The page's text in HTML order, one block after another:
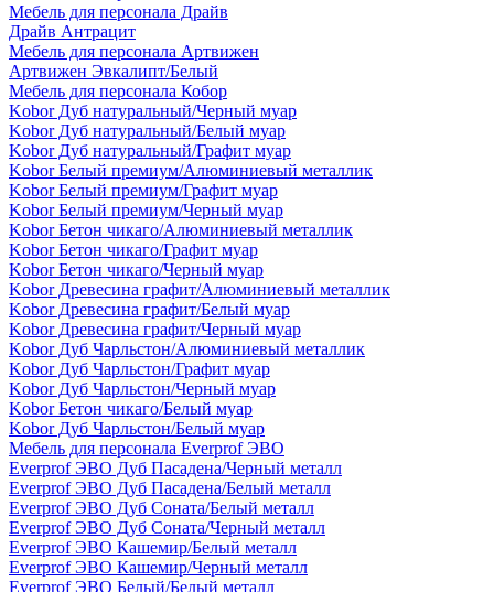
Мебель для персонала Драйв
Драйв Антрацит
Мебель для персонала Артвижен
Артвижен Эвкалипт/Белый
Мебель для персонала Кобор
Kobor Дуб натуральный/Черный муар
Kobor Дуб натуральный/Белый муар
Kobor Дуб натуральный/Графит муар
Kobor Белый премиум/Алюминиевый металлик
Kobor Белый премиум/Графит муар
Kobor Белый премиум/Черный муар
Kobor Бетон чикаго/Алюминиевый металлик
Kobor Бетон чикаго/Графит муар
Kobor Бетон чикаго/Черный муар
Kobor Древесина графит/Алюминиевый металлик
Kobor Древесина графит/Белый муар
Kobor Древесина графит/Черный муар
Kobor Дуб Чарльстон/Алюминиевый металлик
Kobor Дуб Чарльстон/Графит муар
Kobor Дуб Чарльстон/Черный муар
Kobor Бетон чикаго/Белый муар
Kobor Дуб Чарльстон/Белый муар
Мебель для персонала Everprof ЭВО
Everprof ЭВО Дуб Пасадена/Черный металл
Everprof ЭВО Дуб Пасадена/Белый металл
Everprof ЭВО Дуб Соната/Белый металл
Everprof ЭВО Дуб Соната/Черный металл
Everprof ЭВО Кашемир/Белый металл
Everprof ЭВО Кашемир/Черный металл
Everprof ЭВО Белый/Белый металл